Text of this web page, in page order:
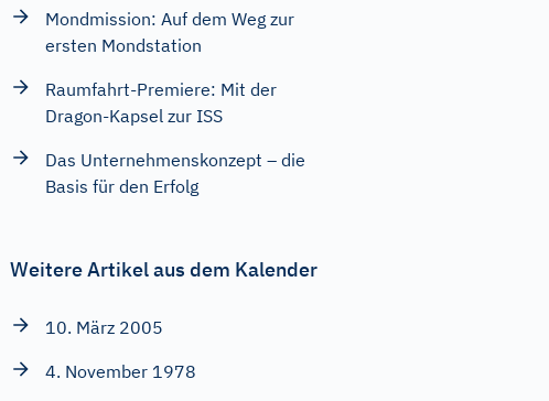
Mondmission: Auf dem Weg zur
ersten Mondstation
Raumfahrt-Premiere: Mit der
Dragon-Kapsel zur ISS
Das Unternehmenskonzept – die
Basis für den Erfolg
Weitere Artikel aus dem Kalender
10. März 2005
4. November 1978